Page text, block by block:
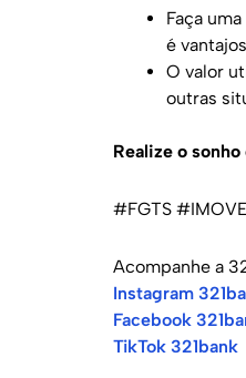
Faça
é
O valor
outras
Realize o
#FGTS
Acompanhe a
Instagram
Facebook
TikTok 321bank